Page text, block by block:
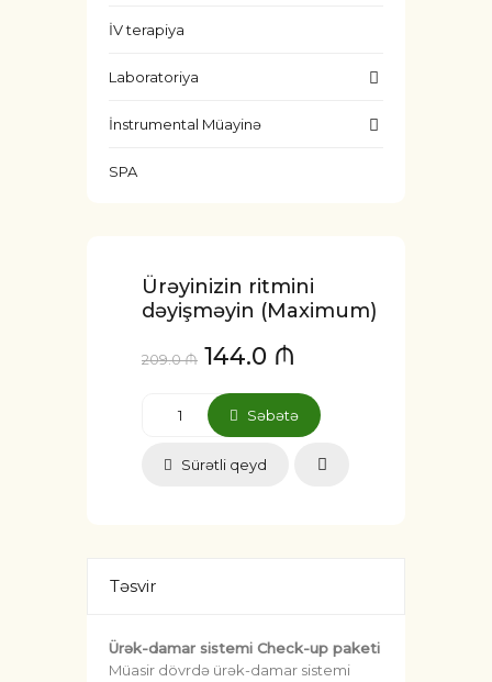
İV terapiya
Laboratoriya
İnstrumental Müayinə
SPA
Ürəyinizin ritmini
dəyişməyin (Maximum)
209.0 ₼ 144.0 ₼
Səbətə
Sürətli qeyd
Təsvir
Ürək-damar sistemi Check-up paketi
Müasir dövrdə ürək-damar sistemi